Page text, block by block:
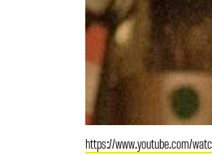
https://www.youtube.com/